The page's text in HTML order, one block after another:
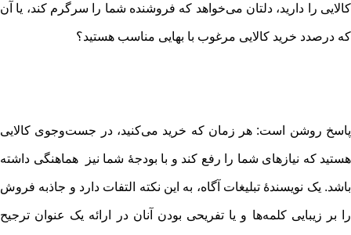
کالایی را دارید، دلتان می‌خواهد که فروشنده شما را سرگرم کند، یا آن
که درصدد خرید کالایی مرغوب با بهایی مناسب هستید؟
پاسخ روشن است: هر زمان که خرید می‌کنید، در جست‌وجوی کالایی
هستید که نیازهای شما را رفع کند و با بودجۀ شما نیز هماهنگی داشته
باشد. یک نویسندۀ تبلیغات آگاه، به این نکته التفات دارد و جاذبه فروش
را بر زیبایی کلمه‌ها و یا تفریحی بودن آنان در ارائه یک عنوان ترجیح